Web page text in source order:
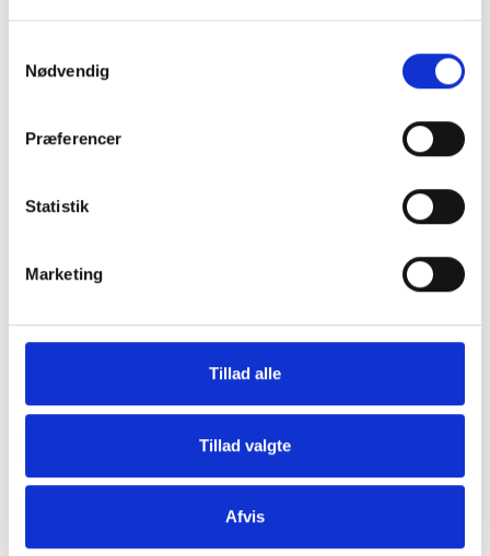
Nødvendig
Præferencer
Statistik
Marketing
Tillad alle
Tillad valgte
Afvis
Hos CareNet leverer vi hellere end gerne
overblik over nye og spændende
kollegaers indbakke.
CareNets fagligt stærke nyhedsbrev. Her
velfærdsteknologi til pleje og omsorg på
Skriv dig op og hold dig opdateret herunder.
Tilmeld dig